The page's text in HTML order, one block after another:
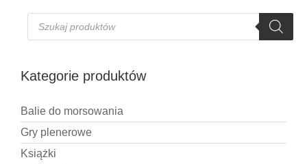
Wyszukiwarka
produktów
Kategorie produktów
Balie do morsowania
Gry plenerowe
Książki